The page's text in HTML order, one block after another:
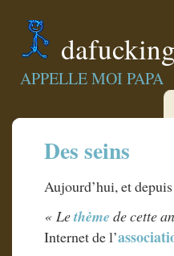
APPELLE MOI PAPA
Des seins
Aujourd’hui, et
« Lethème de cette
Internet de l’